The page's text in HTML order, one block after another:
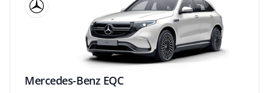
Mercedes-Benz EQC